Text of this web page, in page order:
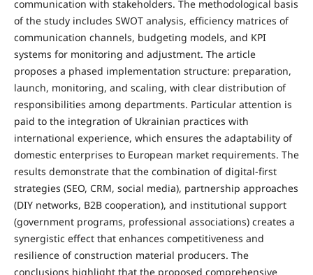
communication with stakeholders. The methodological basis
of the study includes SWOT analysis, efficiency matrices of
communication channels, budgeting models, and KPI
systems for monitoring and adjustment. The article
proposes a phased implementation structure: preparation,
launch, monitoring, and scaling, with clear distribution of
responsibilities among departments. Particular attention is
paid to the integration of Ukrainian practices with
international experience, which ensures the adaptability of
domestic enterprises to European market requirements. The
results demonstrate that the combination of digital-first
strategies (SEO, CRM, social media), partnership approaches
(DIY networks, B2B cooperation), and institutional support
(government programs, professional associations) creates a
synergistic effect that enhances competitiveness and
resilience of construction material producers. The
conclusions highlight that the proposed comprehensive